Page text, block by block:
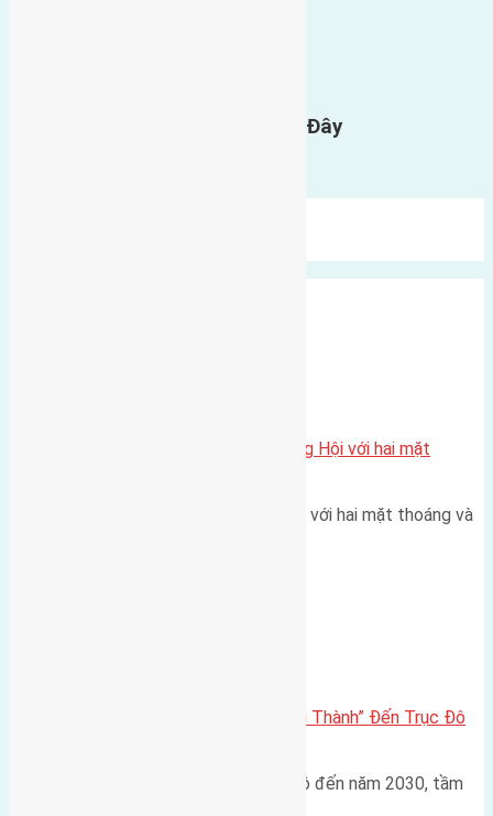
Gửi Tin Nhắn Cho Chúng Tôi Ở Đây
Một vị trí hiếm còn lại tại X1 Đông Hội với hai mặt
Một góc tái định cư X1 Đông Hội với hai mặt thoáng và
Đông Anh 2026: Từ “Huyện Ngoại Thành” Đến Trục Đô
Trong bối cảnh Quy hoạch Thủ đô đến năm 2030, tầm